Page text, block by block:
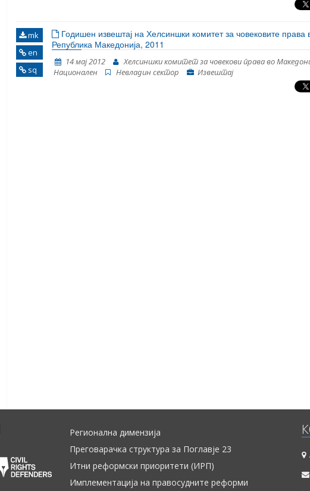
mk
en
sq
Годишен извештај на Хелсиншки комитет за човековите права
Република Македонија, 2011
14 мај 2012
Хелсиншки комитет за човекови права во
Национален
Невладин сектор Извештај
Регионална димензија
Преговарачка структура за Поглавје 23
Итни реформски приоритети (ИРП)
Имплементација на правосудните реформи